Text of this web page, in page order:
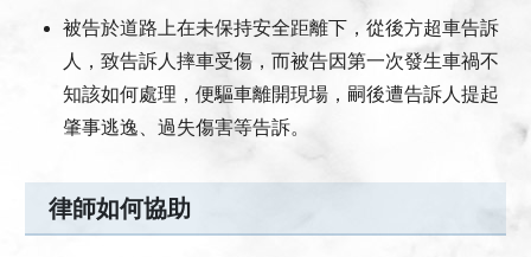
被告於道路上在未保持安全距離下，從後方超車告訴
人，致告訴人摔車受傷，而被告因第一次發生車禍不
知該如何處理，便驅車離開現場，嗣後遭告訴人提起
肇事逃逸、過失傷害等告訴。
律師如何協助